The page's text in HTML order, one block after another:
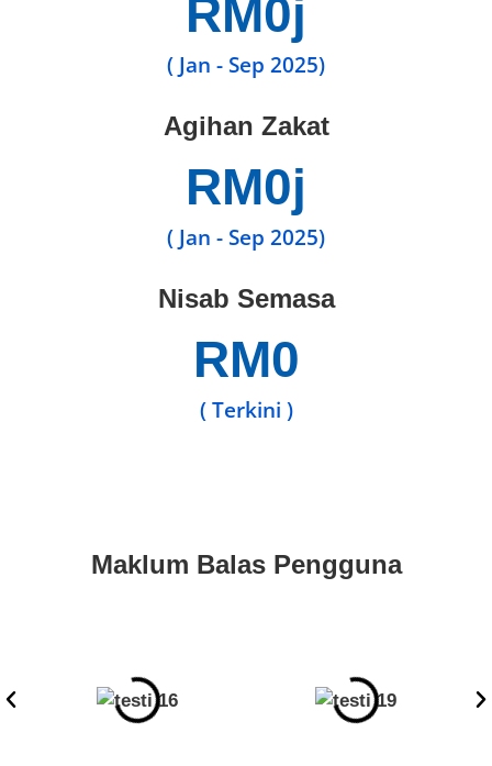
( Jan - Sep 2025)
RM0j
Agihan Zakat
( Jan - Sep 2025)
RM0j
Nisab Semasa
( Terkini )
RM0
Maklum Balas Pengguna